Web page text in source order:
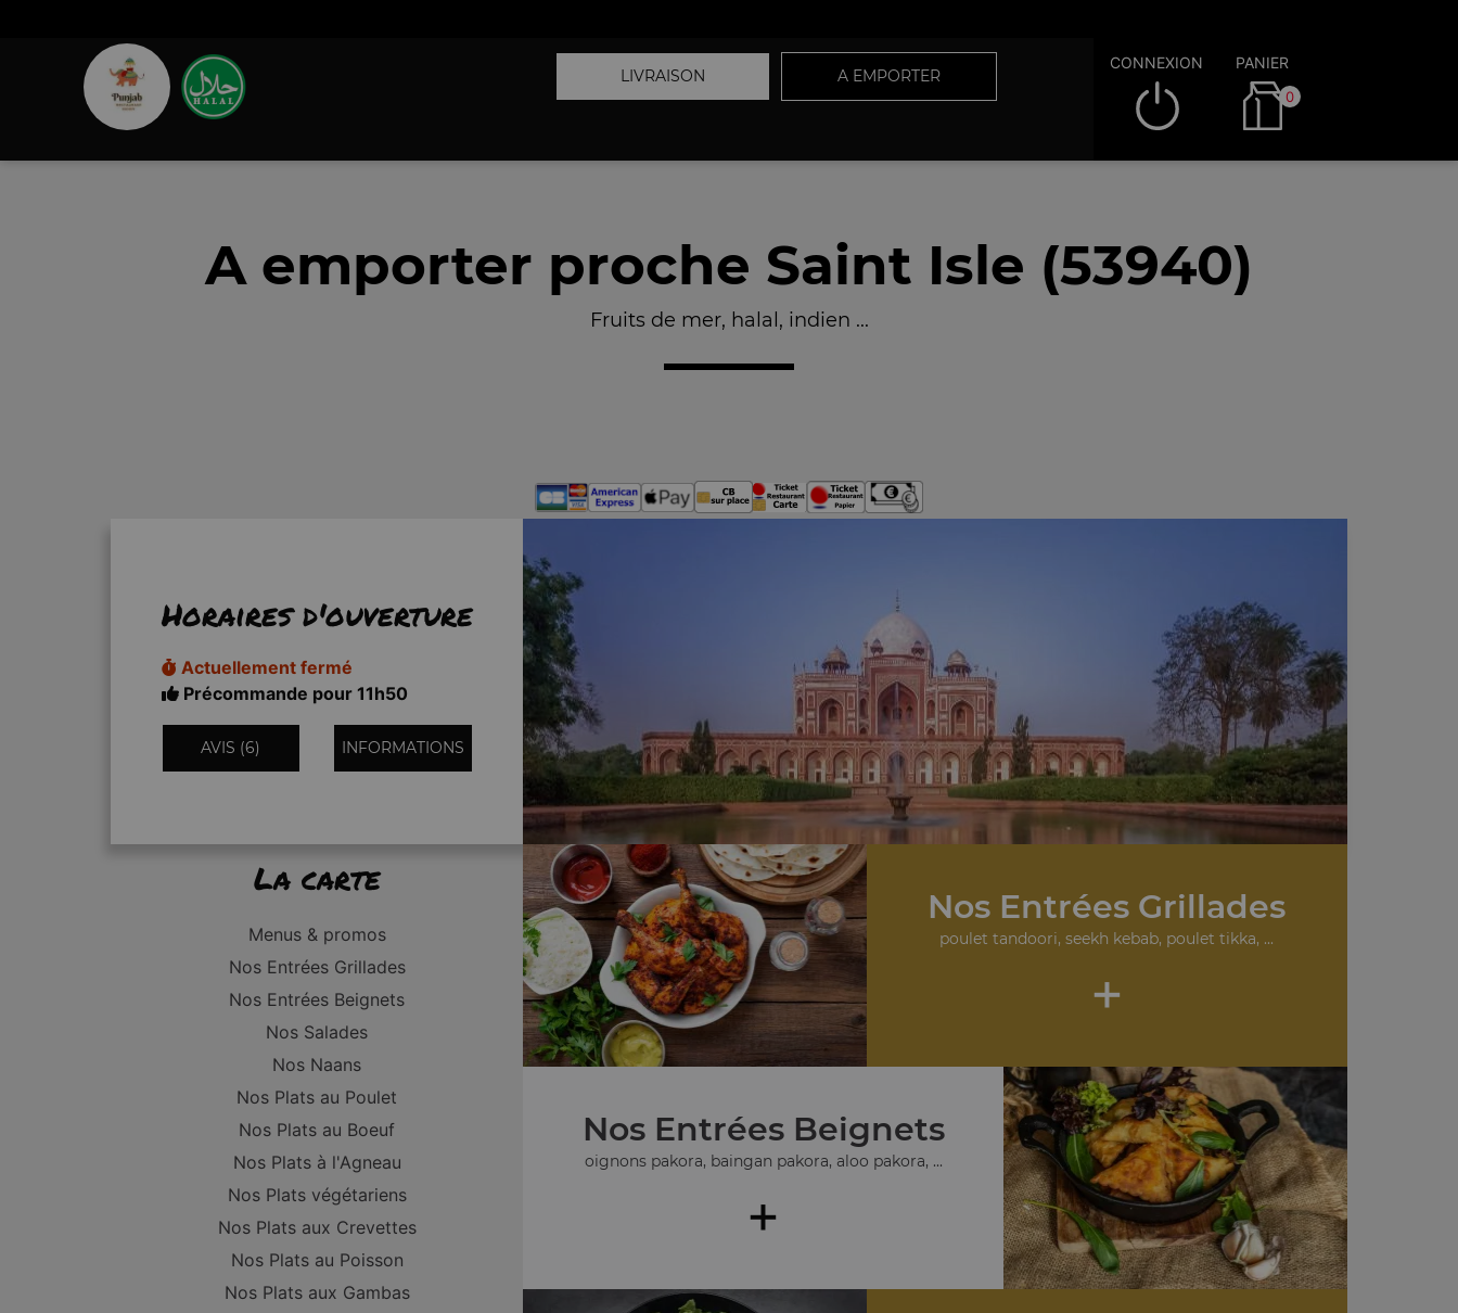
LIVRAISON A EMPORTER
CONNEXION PANIER
0
A emporter proche Saint Isle (53940)
Fruits de mer, halal, indien ...
Horaires d'ouverture
Actuellement fermé
Précommande pour 11h50
AVIS (6) INFORMATIONS
La carte
Menus & promos
Nos Entrées Grillades
Nos Entrées Beignets
Nos Salades
Nos Naans
Nos Plats au Poulet
Nos Plats au Boeuf
Nos Plats à l'Agneau
Nos Plats végétariens
Nos Plats aux Crevettes
Nos Plats au Poisson
Nos Plats aux Gambas
Nos Entrées Grillades
poulet tandoori, seekh kebab, poulet tikka, ...
+
Nos Entrées Beignets
oignons pakora, baingan pakora, aloo pakora, ...
+